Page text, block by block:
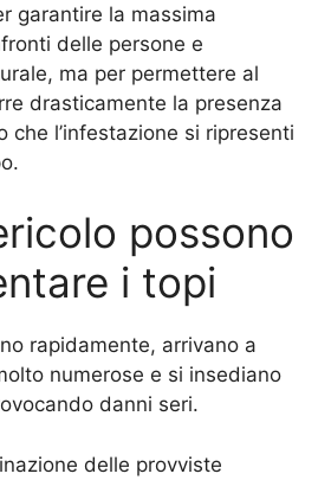
garantire la massima
delle persone e
ma per permettere al
drasticamente la presenza
che l’infestazione si ripresenti
possono
i topi
rapidamente, arrivano a
numerose e si insediano
danni seri.
delle provviste